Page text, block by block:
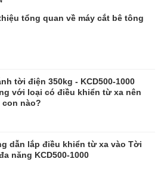
tổng quan về máy cắt bê tông
tời điện 350kg - KCD500-1000
với loại có điều khiển từ xa nên
nào?
dẫn lắp điều khiển từ xa vào Tời
năng KCD500-1000